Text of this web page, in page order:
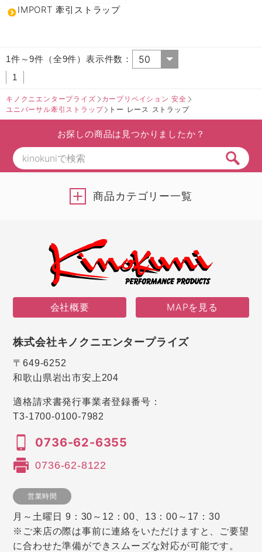
IMPORT 牽引ストラップ
1件～9件（全9件）表示件数：
1
キノクニエンタープライズ
カープリペイション 安全
ユニバーサル牽引ストラップ
トー レース ストラップ
お探しの商品は見つかりましたか？
商品カテゴリー一覧
会社概要 MAPを見る
株式会社キノクニエンタープライズ
〒649-6252
和歌山県岩出市安上204
適格請求書発行事業者登録番号：
T3-1700-0100-7982
0736-62-6355
0736-62-8122
営業時間
月～土曜日 9：30～12：00、13：00～17：30
※ご来店の際は事前に連絡をいただけますと、ご要望
に合わせた準備ができスムーズな対応が可能です。